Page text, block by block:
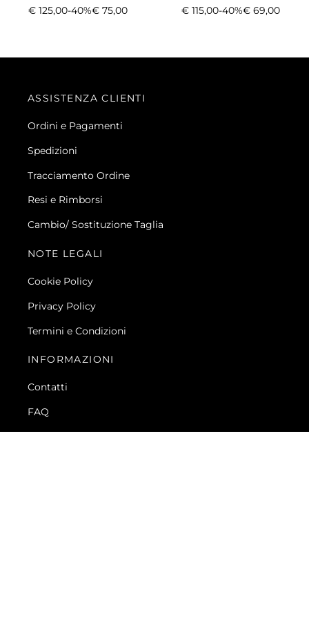
€ 125,00-40%€ 75,00
€ 115,00-40%€ 69,00
ASSISTENZA CLIENTI
Ordini e Pagamenti
Spedizioni
Tracciamento Ordine
Resi e Rimborsi
Cambio/ Sostituzione Taglia
NOTE LEGALI
Cookie Policy
Privacy Policy
Termini e Condizioni
INFORMAZIONI
Contatti
FAQ